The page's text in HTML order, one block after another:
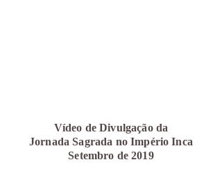
Vídeo de Divulgação da
Jornada Sagrada no Império Inca
Setembro de 2019